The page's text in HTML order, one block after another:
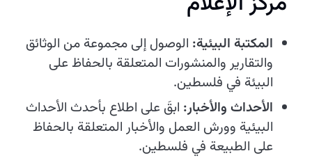
المكتبة البيئية: الوصول إلى مجموعة من الوثائق
والتقارير والمنشورات المتعلقة بالحفاظ على
البيئة في فلسطين.
الأحداث والأخبار: ابقَ على اطلاع بأحدث الأحداث
البيئية وورش العمل والأخبار المتعلقة بالحفاظ
على الطبيعة في فلسطين.